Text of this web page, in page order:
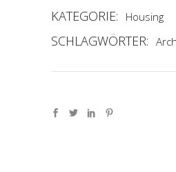
KATEGORIE: Housing
SCHLAGWÖRTER: